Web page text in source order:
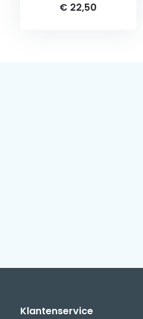
€ 22,50
Klantenservice